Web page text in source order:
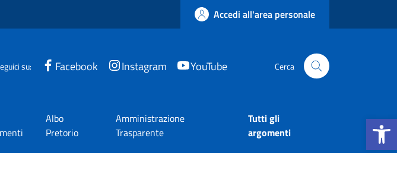
Apri la
Accedi all'area personale
su: Facebook Instagram YouTube Cerca
Albo
Pretorio
Amministrazione
Trasparente
Tutti gli
argomenti